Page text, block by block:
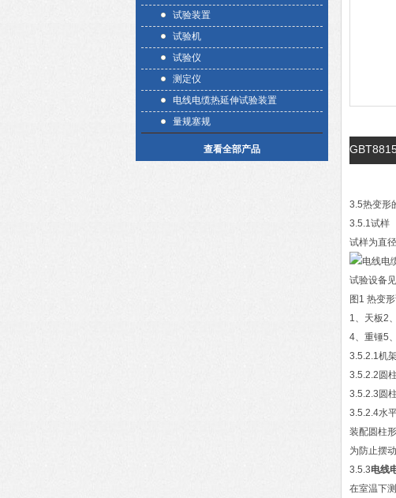
试验装置
试验机
试验仪
测定仪
电线电缆热延伸试验装置
量规塞规
查看全部产品
3.5热变形
3.5.1试样
试样为直
试验设备
图1 热变
1、天板2
4、重锤5
3.5.2.1机
3.5.2.2圆
3.5.2.3圆
3.5.2.4水
装配圆柱
为防止摆
3.5.3电线
在室温下